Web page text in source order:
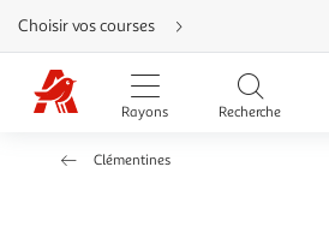
Aller
directement
au
contenu
Aller
directement
Aller
Choisir vos courses
Rayons Recherche
Clémentines